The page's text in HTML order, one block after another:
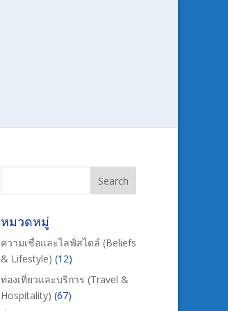
หมวดหมู่
ความเชื่อและไลฟ์สไตล์ (Beliefs
& Lifestyle) (12)
ท่องเที่ยวและบริการ (Travel &
Hospitality) (67)